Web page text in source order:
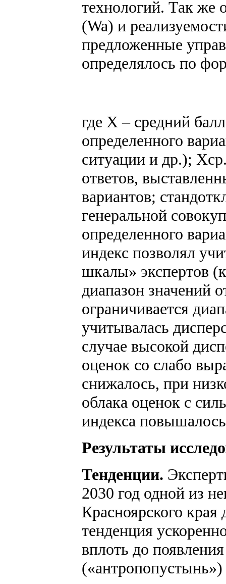
технологий. Так же
(Wa) и
предложенные
определялось по
где Х – средний
определенного
ситуации и др.);
ответов,
вариантов;
генеральной
определенного
индекс позволял
шкалы» экспертов
диапазон значений
ограничивается
учитывалась
случае высокой
оценок со слабо
снижалось, при
облака оценок с
индекса
Результаты
Тенденции.
2030 год одной из
Красноярского
тенденция
вплоть до